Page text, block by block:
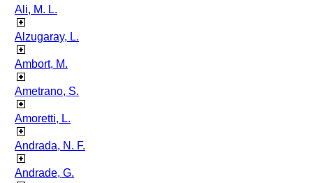
Ali, M. L.
Alzugaray, L.
Ambort, M.
Ametrano, S.
Amoretti, L.
Andrada, N. F.
Andrade, G.